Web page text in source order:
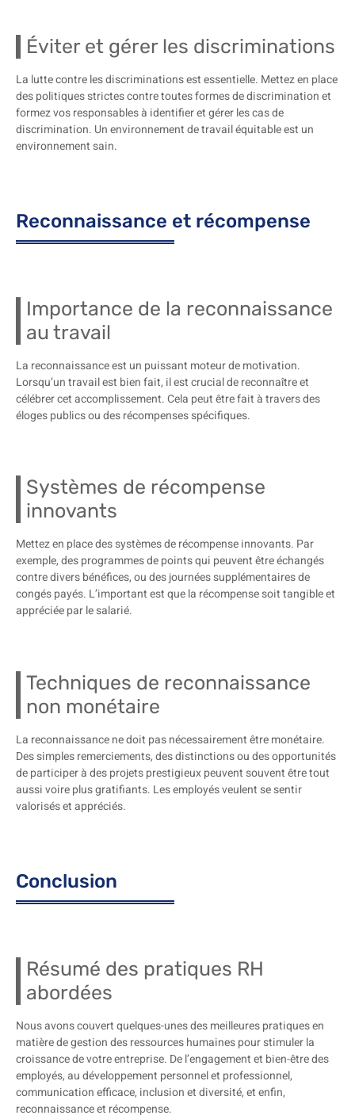
Éviter et gérer les discriminations
La lutte contre les discriminations est essentielle. Mettez en place
des politiques strictes contre toutes formes de discrimination et
formez vos responsables à identifier et gérer les cas de
discrimination. Un environnement de travail équitable est un
environnement sain.
Reconnaissance et récompense
Importance de la reconnaissance
au travail
La reconnaissance est un puissant moteur de motivation.
Lorsqu’un travail est bien fait, il est crucial de reconnaître et
célébrer cet accomplissement. Cela peut être fait à travers des
éloges publics ou des récompenses spécifiques.
Systèmes de récompense
innovants
Mettez en place des systèmes de récompense innovants. Par
exemple, des programmes de points qui peuvent être échangés
contre divers bénéfices, ou des journées supplémentaires de
congés payés. L’important est que la récompense soit tangible et
appréciée par le salarié.
Techniques de reconnaissance
non monétaire
La reconnaissance ne doit pas nécessairement être monétaire.
Des simples remerciements, des distinctions ou des opportunités
de participer à des projets prestigieux peuvent souvent être tout
aussi voire plus gratifiants. Les employés veulent se sentir
valorisés et appréciés.
Conclusion
Résumé des pratiques RH
abordées
Nous avons couvert quelques-unes des meilleures pratiques en
matière de gestion des ressources humaines pour stimuler la
croissance de votre entreprise. De l’engagement et bien-être des
employés, au développement personnel et professionnel,
communication efficace, inclusion et diversité, et enfin,
reconnaissance et récompense.